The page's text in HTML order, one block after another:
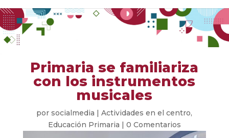
Primaria se familiariza
con los instrumentos
musicales
porsocialmedia |Actividades en el centro,
Educación Primaria | 0 Comentarios